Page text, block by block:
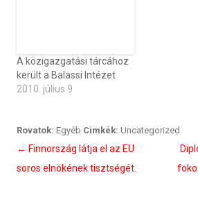
A közigazgatási tárcához
került a Balassi Intézet
2010. július 9
Rovatok: Egyéb Cimkék: Uncategorized
Bejegyzés
navigáció
← Finnország látja el az EU
soros elnökének tisztségét.